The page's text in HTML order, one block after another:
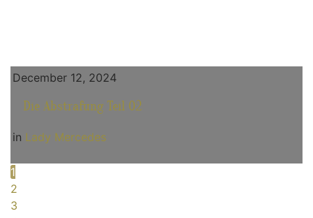
December 12, 2024
Die Abstrafung Teil 02
in Lady Mercedes
1
2
3